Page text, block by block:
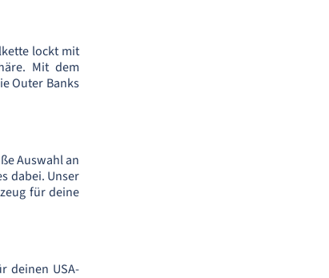
lockt mit
Mit dem
Outer Banks
Auswahl an
dabei. Unser
für deine
deinen USA-